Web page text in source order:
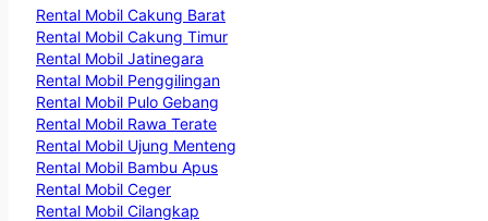
Rental Mobil Cakung Barat
Rental Mobil Cakung Timur
Rental Mobil Jatinegara
Rental Mobil Penggilingan
Rental Mobil Pulo Gebang
Rental Mobil Rawa Terate
Rental Mobil Ujung Menteng
Rental Mobil Bambu Apus
Rental Mobil Ceger
Rental Mobil Cilangkap